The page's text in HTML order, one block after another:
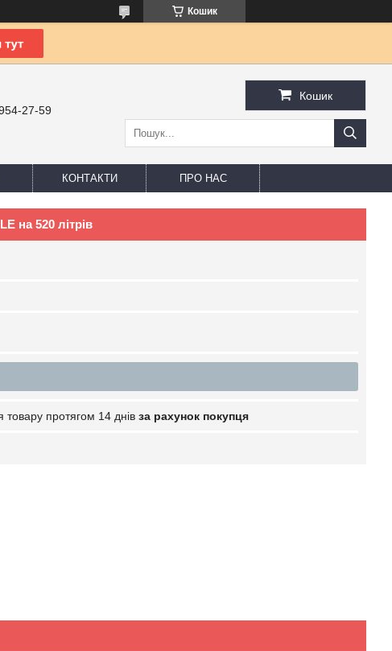
Кошик
27-59
Кошик
КОНТАКТИ ПРО НАС
на 520 літрів
товару протягом 14 днів за рахунок покупця